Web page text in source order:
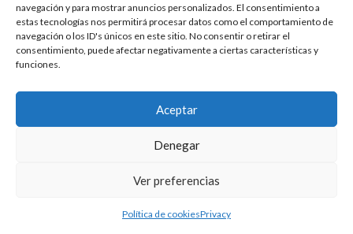
navegación y para mostrar anuncios personalizados. El consentimiento a
estas tecnologías nos permitirá procesar datos como el comportamiento de
navegación o los ID's únicos en este sitio. No consentir o retirar el
consentimiento, puede afectar negativamente a ciertas características y
funciones.
Aceptar
Denegar
Ver preferencias
Política de cookiesPrivacy